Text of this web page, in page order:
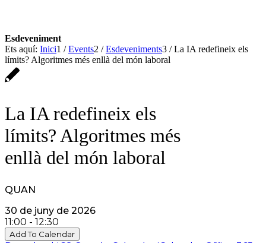
Ets aquí: Inici1 / Events2 / Esdeveniments3 / La IA redefineix els
límits? Algoritmes més enllà del món laboral
La IA redefineix els
límits? Algoritmes més
enllà del món laboral
QUAN
30 de juny de 2026
11:00 - 12:30
Add To Calendar